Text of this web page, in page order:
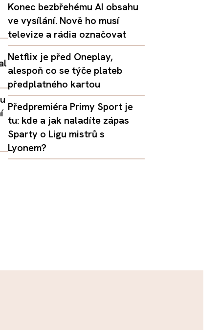
Konec bezbřehému AI obsahu
ve vysílání. Nově ho musí
televize a rádia označovat
Netflix je před Oneplay,
alespoň co se týče plateb
předplatného kartou
Předpremiéra Primy Sport je
tu: kde a jak naladíte zápas
Sparty o Ligu mistrů s
Lyonem?